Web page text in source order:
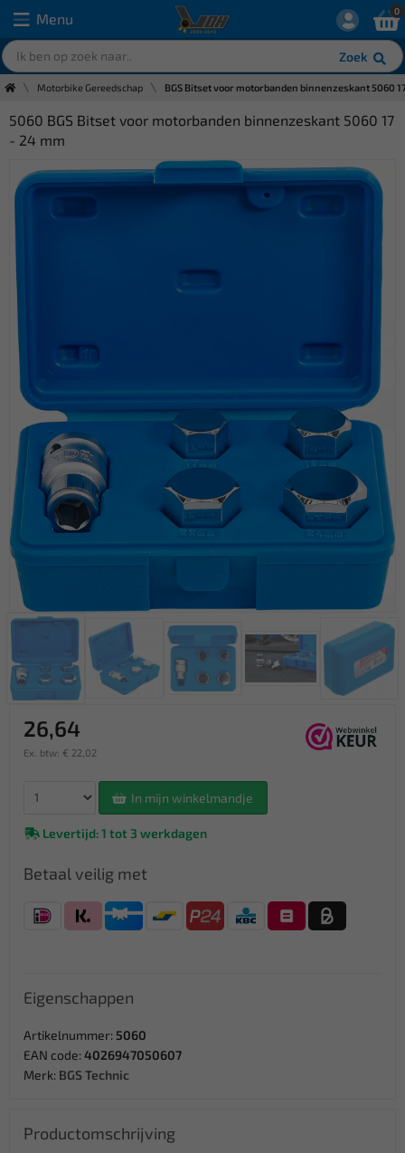
Menu
Zoek
0
Motorbike Gereedschap BGS Bitset voor motorbanden binnenzeskant 5060
5060 BGS Bitset voor motorbanden binnenzeskant 5060 17
- 24 mm
26,64
Ex. btw: € 22,02
In mijn winkelmandje
Levertijd: 1 tot 3 werkdagen
Betaal veilig met
Eigenschappen
Artikelnummer: 5060
EAN code: 4026947050607
Merk: BGS Technic
Productomschrijving